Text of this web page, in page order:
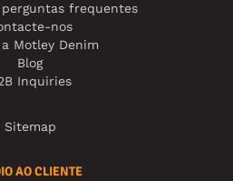
perguntas frequentes
nos
Motley Denim
Blog
Inquiries
Sitemap
AO CLIENTE